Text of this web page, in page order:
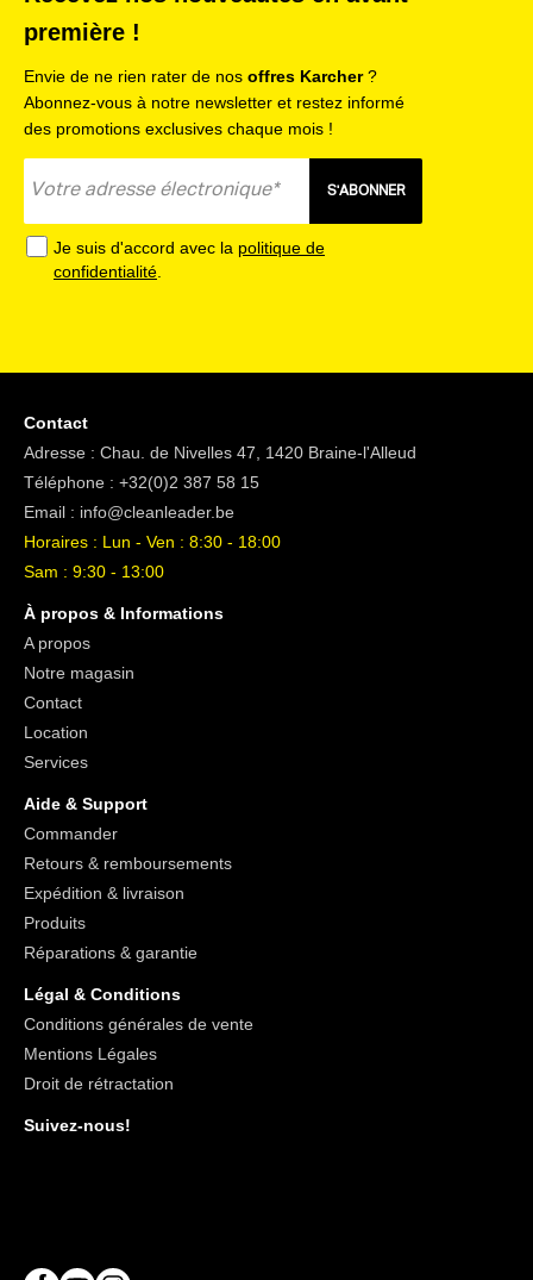
première !
Envie de ne rien rater de nos offres Karcher?
Abonnez-vous à notre newsletter et restez informé
des promotions exclusives chaque mois !
S'ABONNER
Je suis d'accord avec la politique de
confidentialité
Contact
Adresse : Chau. de Nivelles 47, 1420 Braine-l'Alleud
Téléphone : +32(0)2 387 58 15
Email : info@cleanleader.be
Horaires : Lun - Ven : 8:30 - 18:00
Sam : 9:30 - 13:00
À propos & Informations
A propos
Notre magasin
Contact
Location
Services
Aide & Support
Commander
Retours & remboursements
Expédition & livraison
Produits
Réparations & garantie
Légal & Conditions
Conditions générales de vente
Mentions Légales
Droit de rétractation
Suivez-nous!